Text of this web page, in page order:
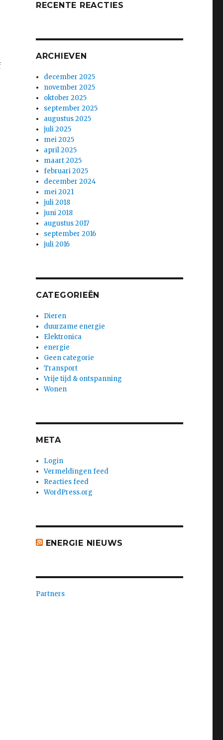
RECENTE REACTIES
ARCHIEVEN
december 2025
november 2025
oktober 2025
september 2025
augustus 2025
juli 2025
mei 2025
april 2025
maart 2025
februari 2025
december 2024
mei 2021
juli 2018
juni 2018
augustus 2017
september 2016
juli 2016
CATEGORIEËN
Dieren
duurzame energie
Elektronica
energie
Geen categorie
Transport
Vrije tijd & ontspanning
Wonen
META
Login
Vermeldingen feed
Reacties feed
WordPress.org
ENERGIE NIEUWS
Partners